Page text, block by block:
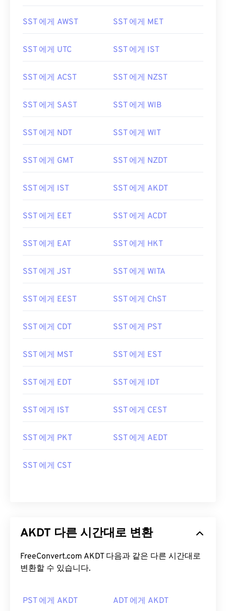
SST 에게 AWST SST 에게 MET
SST 에게 UTC SST 에게 IST
SST 에게 ACST SST 에게 NZST
SST 에게 SAST SST 에게 WIB
SST 에게 NDT SST 에게 WIT
SST 에게 GMT SST 에게 NZDT
SST 에게 IST SST 에게 AKDT
SST 에게 EET SST 에게 ACDT
SST 에게 EAT SST 에게 HKT
SST 에게 JST SST 에게 WITA
SST 에게 EEST SST 에게 ChST
SST 에게 CDT SST 에게 PST
SST 에게 MST SST 에게 EST
SST 에게 EDT SST 에게 IDT
SST 에게 IST SST 에게 CEST
SST 에게 PKT SST 에게 AEDT
SST 에게 CST
AKDT 다른 시간대로 변환
FreeConvert.com AKDT 다음과 같은 다른 시간대로
변환할 수 있습니다.
PST 에게 AKDT ADT 에게 AKDT